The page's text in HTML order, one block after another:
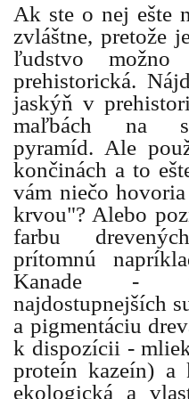
Ak ste o nej ešte
zvláštne, pretože
ľudstvo možno
prehistorická.
jaskýň v
maľbách na
pyramíd. Ale
končinách a to
vám niečo
krvou"? Alebo
farbu
prítomnú
Kanade -
najdostupnejších
a pigmentáciu
k dispozícii -
proteín kazeín)
ekologická a